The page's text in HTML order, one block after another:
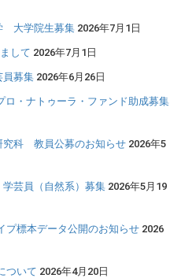
大学院生募集 2026年7月1日
して 2026年7月1日
員募集 2026年6月26日
ロ・ナトゥーラ・ファンド助成募集
究科 教員公募のお知らせ 2026年5
芸員（自然系）募集 2026年5月19
プ標本データ公開のお知らせ 2026
ついて 2026年4月20日